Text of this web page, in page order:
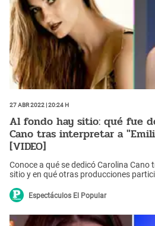
27 Abr 2022 | 20:24 h
Al fondo hay sitio: qué fue
Cano tras interpretar a
[VIDEO]
Conoce a qué se dedicó Carolina Cano
sitio y en qué otras producciones
Espectáculos El Popular